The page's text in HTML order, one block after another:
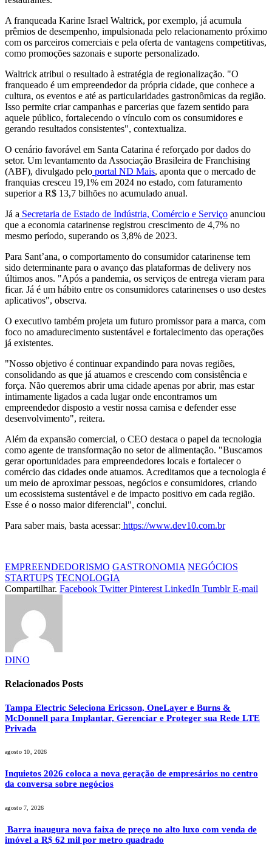
A franqueada Karine Israel Waltrick, por exemplo, já acumula
prêmios de desempenho, impulsionada pelo relacionamento próximo
com os parceiros comerciais e pela oferta de vantagens competitivas,
como promoções sazonais e suporte personalizado.
Waltrick atribui o resultado à estratégia de regionalização. "O
franqueado é um empreendedor da própria cidade, que conhece a
cultura, os eventos e até as particularidades gastronômicas da região.
Isso permite criar campanhas e parcerias que fazem sentido para
aquele público, fortalecendo o vínculo com os consumidores e
gerando resultados consistentes", contextualiza.
O cenário favorável em Santa Catarina é reforçado por dados do
setor. Um levantamento da Associação Brasileira de Franchising
(ABF), divulgado pelo portal ND Mais, aponta que o mercado de
franquias cresceu 19,1% em 2024 no estado, com faturamento
superior a R$ 13,7 bilhões no acumulado anual.
Já a Secretaria de Estado de Indústria, Comércio e Serviço anunciou
que a economia catarinense registrou crescimento de 4,7% no
mesmo período, superando os 3,8% de 2023.
Para Sant’ana, o comportamento do consumidor catarinense tem
sido determinante para o avanço das plataformas de delivery nos
últimos anos. "Após a pandemia, os serviços de entrega vieram para
ficar. Já é um hábito entre os consumidores catarinenses o uso destes
aplicativos", observa.
O executivo também projeta um futuro promissor para a marca, com
foco no amadurecimento sustentável e fortalecimento das operações
já existentes.
"Nosso objetivo é continuar expandindo para novas regiões,
consolidando as que já atuamos e crescendo com consistência e
força. Não queremos abrir uma cidade apenas por abrir, mas estar
intimamente ligados a cada lugar onde encontramos um
empreendedor disposto a vestir nossa camisa e defender esse
desenvolvimento", reitera.
Além da expansão comercial, o CEO destaca o papel da tecnologia
como agente de transformação no setor de alimentação. "Buscamos
gerar oportunidades para empreendedores locais e fortalecer o
comércio das cidades onde atuamos. Acreditamos que a tecnologia é
um meio de aproximar pessoas, negócios e consumidores, criando
um ecossistema sustentável e de impacto positivo em cada região.
Esse é o nosso maior diferencial", conclui.
Para saber mais, basta acessar: https://www.dev10.com.br
EMPREENDEDORISMO GASTRONOMIA NEGÓCIOS
STARTUPS TECNOLOGIA
Compartilhar. Facebook Twitter Pinterest LinkedIn Tumblr E-mail
DINO
Relacionados Posts
Tampa Electric Seleciona Ericsson, OneLayer e Burns &
McDonnell para Implantar, Gerenciar e Proteger sua Rede LTE
Privada
agosto 10, 2026
Inquietos 2026 coloca a nova geração de empresários no centro
da conversa sobre negócios
agosto 7, 2026
Barra inaugura nova faixa de preço no alto luxo com venda de
imóvel a R$ 62 mil por metro quadrado